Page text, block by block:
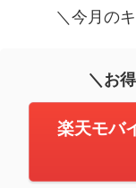
＼今月の
＼お
楽天モバ